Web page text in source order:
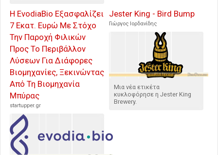
Η EvodiaBio Εξασφαλίζει
7 Εκατ. Ευρώ Με Στόχο
Την Παροχή Φιλικών
Προς Το Περιβάλλον
Λύσεων Για Διάφορες
Βιομηχανίες, Ξεκινώντας
Από Τη Βιομηχανία
Μπύρας
startupper.gr
Jester King - Bird Bump
Γιώργος Ιορδανίδης
Μια νέα ετικέτα
κυκλοφόρησε η Jester King
Brewery.